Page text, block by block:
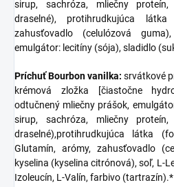
sirup, sachróza, mliečny
draselné), protihrudkujúca látka
zahusťovadlo (celulózová
emulgátor: lecitíny (sója), sladidlo
Príchuť Bourbon vanilka: srvátkové
krémová zložka [čiastočne
odtučnený mliečny prášok,
sirup, sachróza, mliečny
draselné),protihrudkujúca látka
Glutamín, arómy, zahusťovadlo
kyselina (kyselina citrónová), soľ, L-
Izoleucín, L-Valín, farbivo (tartrazín).*